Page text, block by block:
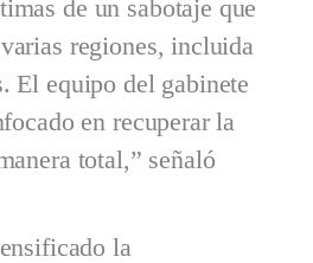
de un sabotaje que
regiones, incluida
El equipo del gabinete
en recuperar la
total,” señaló
la